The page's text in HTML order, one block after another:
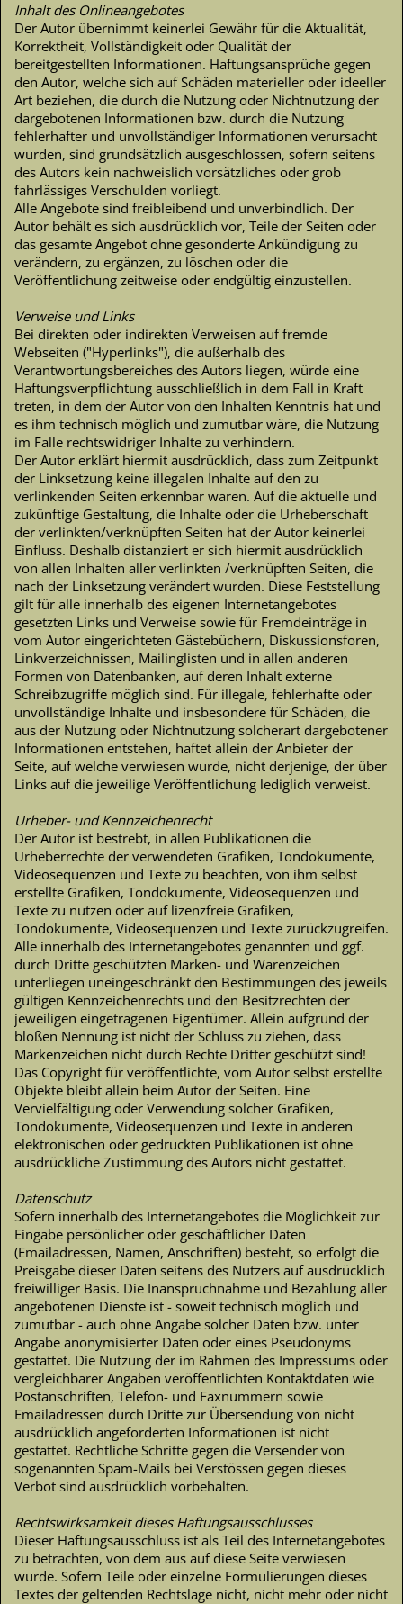
Inhalt des Onlineangebotes
Der Autor übernimmt keinerlei Gewähr für die Aktualität,
Korrektheit, Vollständigkeit oder Qualität der
bereitgestellten Informationen. Haftungsansprüche gegen
den Autor, welche sich auf Schäden materieller oder ideeller
Art beziehen, die durch die Nutzung oder Nichtnutzung der
dargebotenen Informationen bzw. durch die Nutzung
fehlerhafter und unvollständiger Informationen verursacht
wurden, sind grundsätzlich ausgeschlossen, sofern seitens
des Autors kein nachweislich vorsätzliches oder grob
fahrlässiges Verschulden vorliegt.
Alle Angebote sind freibleibend und unverbindlich. Der
Autor behält es sich ausdrücklich vor, Teile der Seiten oder
das gesamte Angebot ohne gesonderte Ankündigung zu
verändern, zu ergänzen, zu löschen oder die
Veröffentlichung zeitweise oder endgültig einzustellen.
Verweise und Links
Bei direkten oder indirekten Verweisen auf fremde
Webseiten ("Hyperlinks"), die außerhalb des
Verantwortungsbereiches des Autors liegen, würde eine
Haftungsverpflichtung ausschließlich in dem Fall in Kraft
treten, in dem der Autor von den Inhalten Kenntnis hat und
es ihm technisch möglich und zumutbar wäre, die Nutzung
im Falle rechtswidriger Inhalte zu verhindern.
Der Autor erklärt hiermit ausdrücklich, dass zum Zeitpunkt
der Linksetzung keine illegalen Inhalte auf den zu
verlinkenden Seiten erkennbar waren. Auf die aktuelle und
zukünftige Gestaltung, die Inhalte oder die Urheberschaft
der verlinkten/verknüpften Seiten hat der Autor keinerlei
Einfluss. Deshalb distanziert er sich hiermit ausdrücklich
von allen Inhalten aller verlinkten /verknüpften Seiten, die
nach der Linksetzung verändert wurden. Diese Feststellung
gilt für alle innerhalb des eigenen Internetangebotes
gesetzten Links und Verweise sowie für Fremdeinträge in
vom Autor eingerichteten Gästebüchern, Diskussionsforen,
Linkverzeichnissen, Mailinglisten und in allen anderen
Formen von Datenbanken, auf deren Inhalt externe
Schreibzugriffe möglich sind. Für illegale, fehlerhafte oder
unvollständige Inhalte und insbesondere für Schäden, die
aus der Nutzung oder Nichtnutzung solcherart dargebotener
Informationen entstehen, haftet allein der Anbieter der
Seite, auf welche verwiesen wurde, nicht derjenige, der über
Links auf die jeweilige Veröffentlichung lediglich verweist.
Urheber- und Kennzeichenrecht
Der Autor ist bestrebt, in allen Publikationen die
Urheberrechte der verwendeten Grafiken, Tondokumente,
Videosequenzen und Texte zu beachten, von ihm selbst
erstellte Grafiken, Tondokumente, Videosequenzen und
Texte zu nutzen oder auf lizenzfreie Grafiken,
Tondokumente, Videosequenzen und Texte zurückzugreifen.
Alle innerhalb des Internetangebotes genannten und ggf.
durch Dritte geschützten Marken- und Warenzeichen
unterliegen uneingeschränkt den Bestimmungen des jeweils
gültigen Kennzeichenrechts und den Besitzrechten der
jeweiligen eingetragenen Eigentümer. Allein aufgrund der
bloßen Nennung ist nicht der Schluss zu ziehen, dass
Markenzeichen nicht durch Rechte Dritter geschützt sind!
Das Copyright für veröffentlichte, vom Autor selbst erstellte
Objekte bleibt allein beim Autor der Seiten. Eine
Vervielfältigung oder Verwendung solcher Grafiken,
Tondokumente, Videosequenzen und Texte in anderen
elektronischen oder gedruckten Publikationen ist ohne
ausdrückliche Zustimmung des Autors nicht gestattet.
Datenschutz
Sofern innerhalb des Internetangebotes die Möglichkeit zur
Eingabe persönlicher oder geschäftlicher Daten
(Emailadressen, Namen, Anschriften) besteht, so erfolgt die
Preisgabe dieser Daten seitens des Nutzers auf ausdrücklich
freiwilliger Basis. Die Inanspruchnahme und Bezahlung aller
angebotenen Dienste ist - soweit technisch möglich und
zumutbar - auch ohne Angabe solcher Daten bzw. unter
Angabe anonymisierter Daten oder eines Pseudonyms
gestattet. Die Nutzung der im Rahmen des Impressums oder
vergleichbarer Angaben veröffentlichten Kontaktdaten wie
Postanschriften, Telefon- und Faxnummern sowie
Emailadressen durch Dritte zur Übersendung von nicht
ausdrücklich angeforderten Informationen ist nicht
gestattet. Rechtliche Schritte gegen die Versender von
sogenannten Spam-Mails bei Verstössen gegen dieses
Verbot sind ausdrücklich vorbehalten.
Rechtswirksamkeit dieses Haftungsausschlusses
Dieser Haftungsausschluss ist als Teil des Internetangebotes
zu betrachten, von dem aus auf diese Seite verwiesen
wurde. Sofern Teile oder einzelne Formulierungen dieses
Textes der geltenden Rechtslage nicht, nicht mehr oder nicht